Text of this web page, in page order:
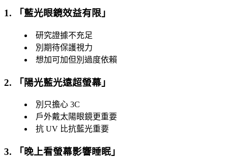
1. 「藍光眼鏡效益有限 」
研究證據不充足
別期待保護視力
想加可加但別過度依賴
2. 「陽光藍光遠超螢幕 」
別只擔心 3C
戶外戴太陽眼鏡更重要
抗 UV 比抗藍光重要
3. 「 晚上看螢幕影響睡眠 」